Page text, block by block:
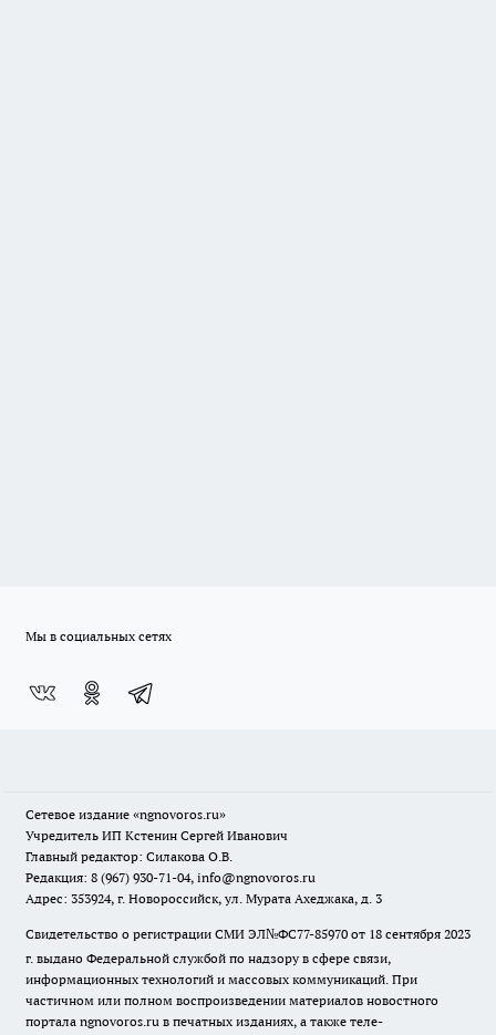
Мы в социальных сетях
Сетевое издание «ngnovoros.ru»
Учредитель ИП Кстенин Сергей Иванович
Главный редактор: Силакова О.В.
Редакция: 8 (967) 930-71-04, info@ngnovoros.ru
Адрес: 353924, г. Новороссийск, ул. Мурата Ахеджака, д. 3
Свидетельство о регистрации СМИ ЭЛ№ФС77-85970 от 18 сентября 2023
г. выдано Федеральной службой по надзору в сфере связи,
информационных технологий и массовых коммуникаций. При
частичном или полном воспроизведении материалов новостного
портала ngnovoros.ru в печатных изданиях, а также теле-